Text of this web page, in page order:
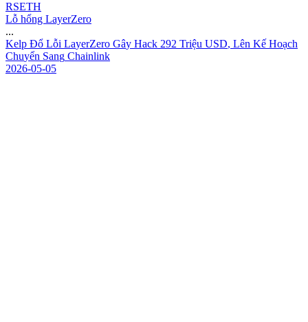
RSETH
Lỗ hổng LayerZero
...
Kelp Đổ Lỗi LayerZero Gây Hack 292 Triệu USD, Lên Kế Hoạch
Chuyển Sang Chainlink
2026-05-05